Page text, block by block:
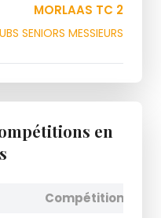
MORLAAS TC 2
SENIORS MESSIEURS
en
Compétition